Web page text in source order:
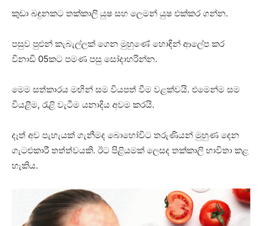
කුඩා බඳුනකට තක්කාලි යුෂ සහ ලෙමන් යුෂ එක්කර ගන්න.
පසුව පුළුන් කැබැල්ලක් ගෙන මුහුණේ හොඳින් ආලේප කර
විනාඩි 05කට පමණ පසු සෝදාහරින්න.
මෙම සත්කාරය මඟින් සම වියපත් වීම වළක්වයි. එමෙන්ම සම
වියළීම, රැළි වැටීම යනාදිය අවම කරයි.
දෑත් අව පැහැයක් ගැනීමද බොහෝවිට තරුණියන් මුහුණ දෙන
ගැටළුකාරී තත්ත්වයකි. ඊට පිළියමක් ලෙසද තක්කාලි භාවිතා කළ
හැකිය.